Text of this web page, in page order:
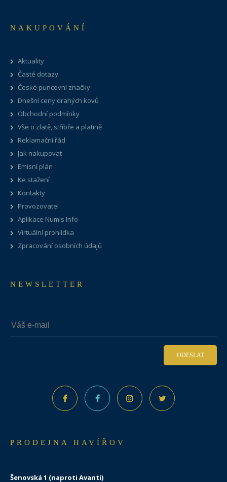
NAKUPOVÁNÍ
Aktuality
Časté dotazy
České puncovní značky
Dnešní ceny drahých kovů
Obchodní podmínky
Vše o zlatě, stříbře a platině
Reklamační řád
Jak nakupovat
Emisní plán
Ke stažení
Kontakty
Provozovatel
Aplikace Numis Info
Virtuální prohlídka
Zpracování osobních údajů
NEWSLETTER
ODESLAT
PRODEJNA HAVÍŘOV
Šenovská 1 (naproti Avanti)